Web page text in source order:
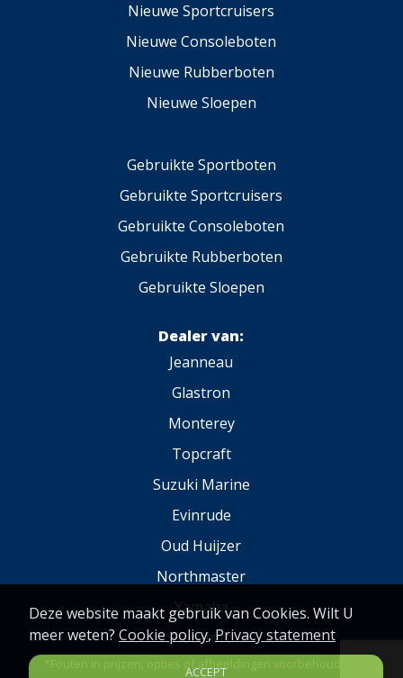
Deze website maakt gebruik van Cookies. Wilt U
meer weten? Cookie policy,Privacy statement
ACCEPT
Nieuwe Sportcruisers
Nieuwe Consoleboten
Nieuwe Rubberboten
Nieuwe Sloepen
Gebruikte Sportboten
Gebruikte Sportcruisers
Gebruikte Consoleboten
Gebruikte Rubberboten
Gebruikte Sloepen
Dealer van:
Jeanneau
Glastron
Monterey
Topcraft
Suzuki Marine
Evinrude
Oud Huijzer
Northmaster
Yamaha
Fibrafort
*Fouten in prijzen, opties of afbeeldingen voorbehouden.